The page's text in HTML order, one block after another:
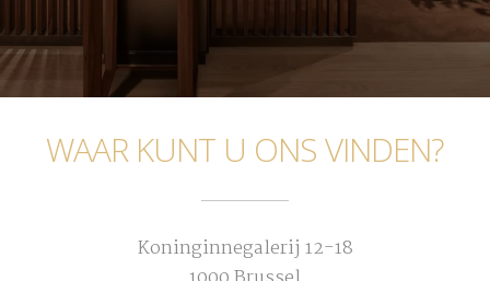
WAAR KUNT U ONS VINDEN?
Koninginnegalerij 12-18